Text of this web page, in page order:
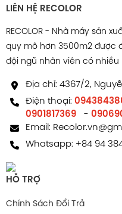
LIÊN HỆ RECOLOR
RECOLOR - Nhà máy sản
quy mô hơn 3500m2 được
đội ngũ nhân viên có nhiều
Địa chỉ: 4367/2,
Điện thoại:
0901817369
-
Email:
Whatsapp: +84 94
HỖ TRỢ
Chính Sách Đổi Trả